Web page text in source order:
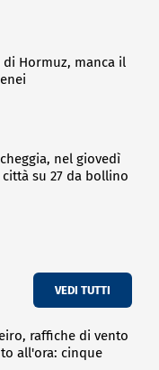
di Hormuz, manca il
nel giovedì
città su 27 da bollino
VEDI TUTTI
raffiche di vento
all'ora: cinque